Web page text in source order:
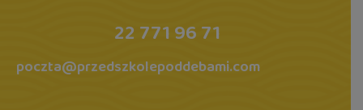
22 771 96 71
poczta@przedszkolepoddebami.com